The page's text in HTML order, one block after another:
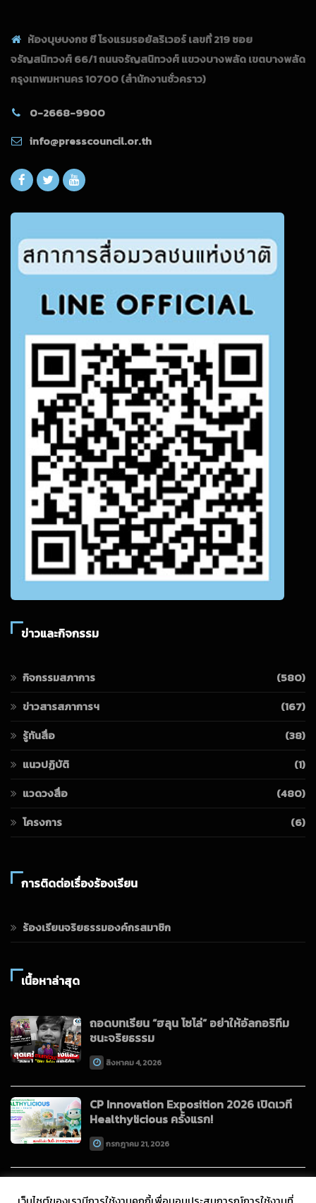
ห้องบุษบงกช ซี โรงแรมรอยัลริเวอร์ เลขที่ 219 ซอย
จรัญสนิทวงศ์ 66/1 ถนนจรัญสนิทวงศ์ แขวงบางพลัด เขตบางพลัด
กรุงเทพมหานคร 10700(สำนักงานชั่วคราว)
0-2668-9900
info@presscouncil.or.th
ข่าวและกิจกรรม
กิจกรรมสภาการ
(580)
ข่าวสารสภาการฯ
(167)
รู้ทันสื่อ
(38)
แนวปฏิบัติ
(1)
แวดวงสื่อ
(480)
โครงการ
(6)
การติดต่อเรื่องร้องเรียน
ร้องเรียนจริยธรรมองค์กรสมาชิก
เนื้อหาล่าสุด
ถอดบทเรียน “ฮลุน โซโล่” อย่าให้อัลกอริทึม
ชนะจริยธรรม
สิงหาคม 4, 2026
CP Innovation Exposition 2026 เปิดเวที
Healthylicious ครั้งแรก!
กรกฎาคม 21, 2026